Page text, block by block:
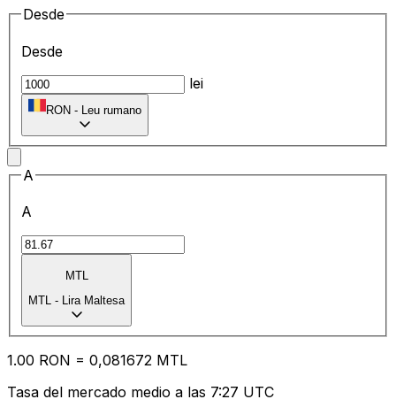
Desde
Desde
lei
RON - Leu rumano
A
A
MTL
MTL - Lira Maltesa
1.00 RON = 0,081672 MTL
Tasa del mercado medio a las 7:27 UTC